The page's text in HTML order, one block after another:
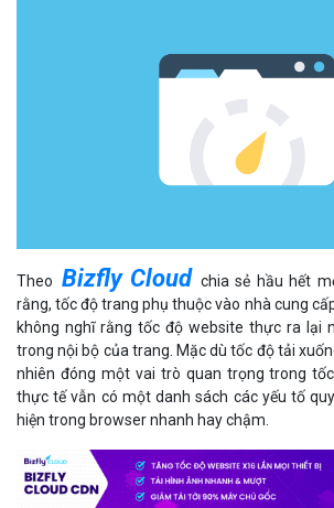
Theo Bizfly Cloud chia sẻ hầu hết
rằng, tốc độ trang phụ thuộc vào nhà cung
không nghĩ rằng tốc độ website thực ra lại
trong nội bộ của trang. Mặc dù tốc độ tải
nhiên đóng một vai trò quan trọng trong
thực tế vẫn có một danh sách các yếu tố
hiện trong browser nhanh hay chậm.